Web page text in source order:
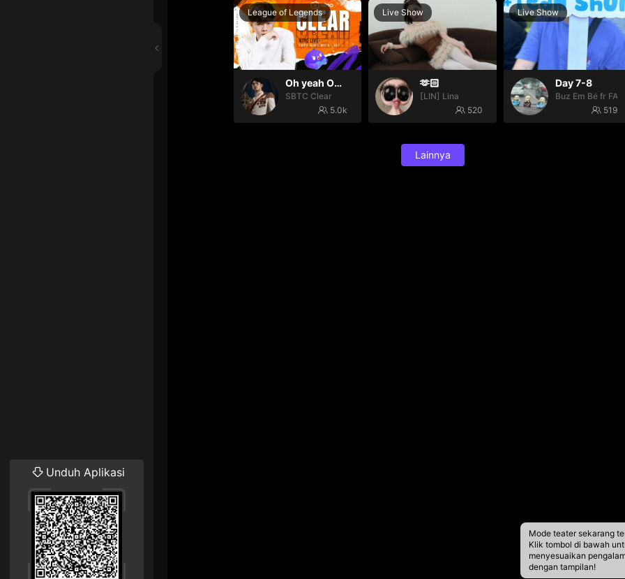
Unduh Aplikasi
Mode teater sekarang
Klik tombol di bawah
menyesuaikan
dengan tampilan!
League of Legends
Oh yeah Oh yeah
SBTC Clear
5.0k
Live Show
🫶🏻
[LIN] Lina
520
Live Show
Day 7-8
Buz Em Bé fr
519
Lainnya